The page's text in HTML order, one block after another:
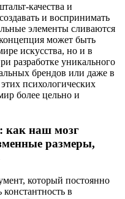
качества и
и воспринимать
элементы сливаются
может быть
искусства, но и в
разработке уникального
брендов или даже в
психологических
более цельно и
как наш мозг
размеры,
который постоянно
в